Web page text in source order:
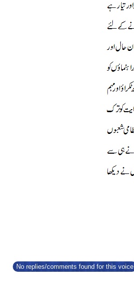
No replies/comments found for this voice